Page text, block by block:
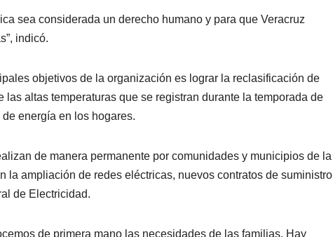
sea considerada un derecho humano y para que Veracruz
indicó.
objetivos de la organización es lograr la reclasificación de
las altas temperaturas que se registran durante la temporada de
energía en los hogares.
de manera permanente por comunidades y municipios de la
la ampliación de redes eléctricas, nuevos contratos de suministro
de Electricidad.
de primera mano las necesidades de las familias. Hay